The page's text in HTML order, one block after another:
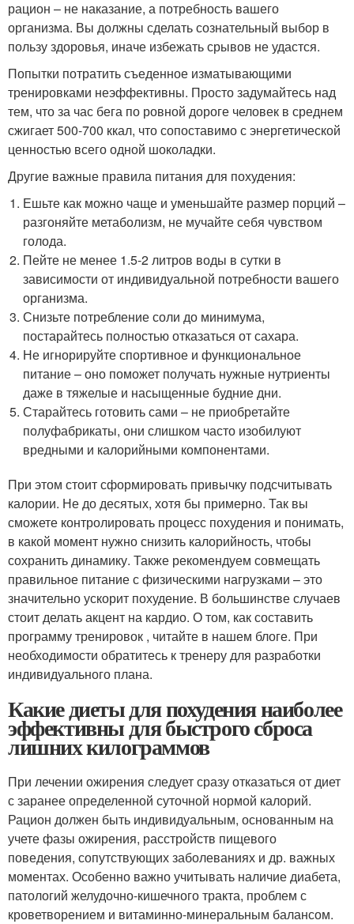
рацион – не наказание, а потребность вашего
организма. Вы должны сделать сознательный выбор в
пользу здоровья, иначе избежать срывов не удастся.
Попытки потратить съеденное изматывающими
тренировками неэффективны. Просто задумайтесь над
тем, что за час бега по ровной дороге человек в среднем
сжигает 500-700 ккал, что сопоставимо с энергетической
ценностью всего одной шоколадки.
Другие важные правила питания для похудения:
Ешьте как можно чаще и уменьшайте размер порций –
разгоняйте метаболизм, не мучайте себя чувством
голода.
Пейте не менее 1.5-2 литров воды в сутки в
зависимости от индивидуальной потребности вашего
организма.
Снизьте потребление соли до минимума,
постарайтесь полностью отказаться от сахара.
Не игнорируйте спортивное и функциональное
питание – оно поможет получать нужные нутриенты
даже в тяжелые и насыщенные будние дни.
Старайтесь готовить сами – не приобретайте
полуфабрикаты, они слишком часто изобилуют
вредными и калорийными компонентами.
При этом стоит сформировать привычку подсчитывать
калории. Не до десятых, хотя бы примерно. Так вы
сможете контролировать процесс похудения и понимать,
в какой момент нужно снизить калорийность, чтобы
сохранить динамику. Также рекомендуем совмещать
правильное питание с физическими нагрузками – это
значительно ускорит похудение. В большинстве случаев
стоит делать акцент на кардио. О том, как составить
программу тренировок , читайте в нашем блоге. При
необходимости обратитесь к тренеру для разработки
индивидуального плана.
Какие диеты для похудения наиболее
эффективны для быстрого сброса
лишних килограммов
При лечении ожирения следует сразу отказаться от диет
с заранее определенной суточной нормой калорий.
Рацион должен быть индивидуальным, основанным на
учете фазы ожирения, расстройств пищевого
поведения, сопутствующих заболеваниях и др. важных
моментах. Особенно важно учитывать наличие диабета,
патологий желудочно-кишечного тракта, проблем с
кроветворением и витаминно-минеральным балансом.